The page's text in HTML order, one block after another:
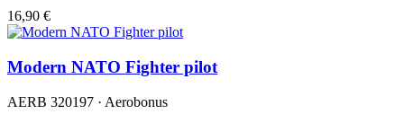
16,90 €
Modern NATO Fighter pilot
AERB 320197 · Aerobonus